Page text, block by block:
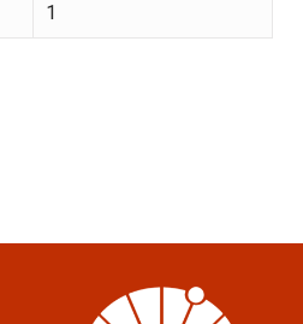
1